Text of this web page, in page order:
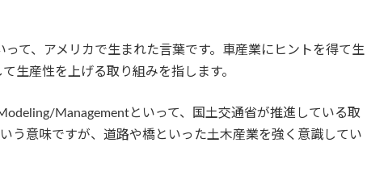
て、アメリカで生まれた言葉です。車産業にヒントを得て生
生産性を上げる取り組みを指します。
Managementといって、国土交通省が推進している取
う意味ですが、道路や橋といった土木産業を強く意識してい